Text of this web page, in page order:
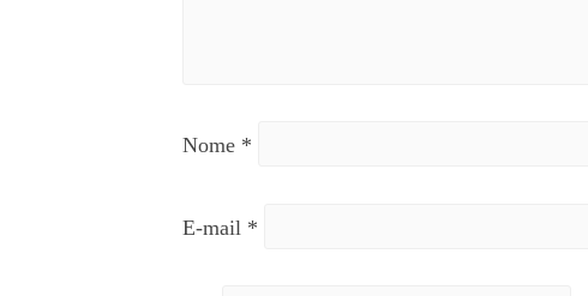
Nome *
E-mail *